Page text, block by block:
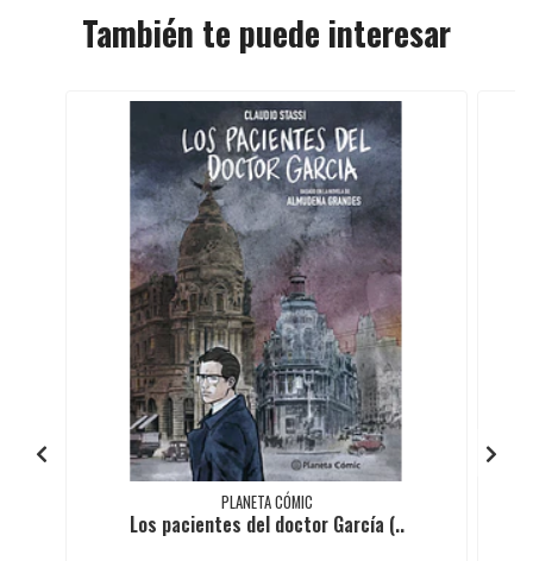
También te puede interesar
PLANETA CÓMIC
Los pacientes del doctor García (..